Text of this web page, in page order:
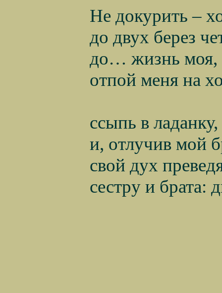
Не докурить –
до двух берез
до… жизнь моя,
отпой меня на
ссыпь в
и, отлучив мой
свой дух
сестру и брата: